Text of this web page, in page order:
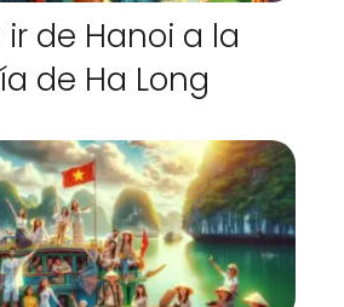
de Hanoi a la
de Ha Long